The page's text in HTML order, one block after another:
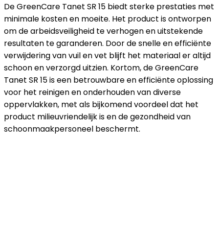
De GreenCare Tanet SR 15 biedt sterke prestaties met
minimale kosten en moeite. Het product is ontworpen
om de arbeidsveiligheid te verhogen en uitstekende
resultaten te garanderen. Door de snelle en efficiënte
verwijdering van vuil en vet blijft het materiaal er altijd
schoon en verzorgd uitzien. Kortom, de GreenCare
Tanet SR 15 is een betrouwbare en efficiënte oplossing
voor het reinigen en onderhouden van diverse
oppervlakken, met als bijkomend voordeel dat het
product milieuvriendelijk is en de gezondheid van
schoonmaakpersoneel beschermt.